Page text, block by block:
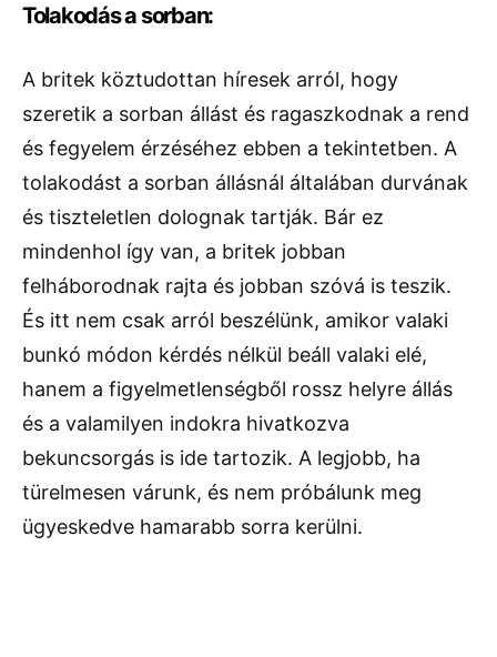
Tolakodás a sorban:
A britek köztudottan híresek arról, hogy
szeretik a sorban állást és ragaszkodnak a rend
és fegyelem érzéséhez ebben a tekintetben. A
tolakodást a sorban állásnál általában durvának
és tiszteletlen dolognak tartják. Bár ez
mindenhol így van, a britek jobban
felháborodnak rajta és jobban szóvá is teszik.
És itt nem csak arról beszélünk, amikor valaki
bunkó módon kérdés nélkül beáll valaki elé,
hanem a figyelmetlenségből rossz helyre állás
és a valamilyen indokra hivatkozva
bekuncsorgás is ide tartozik. A legjobb, ha
türelmesen várunk, és nem próbálunk meg
ügyeskedve hamarabb sorra kerülni.